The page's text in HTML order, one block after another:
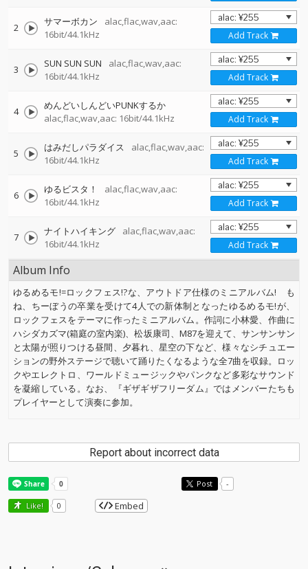
2 サマーボカン
alac,flac,wav,aac:
16bit/44.1kHz
Add Track
3 SUN SUN SUN
alac,flac,wav,aac:
16bit/44.1kHz
Add Track
4
めんどいしんどいPUNKするか
alac,flac,wav,aac: 16bit/44.1kHz
Add Track
5 はみだしパラダイス
alac,flac,wav,aac:
16bit/44.1kHz
Add Track
6 ゆるビスタ！
alac,flac,wav,aac:
16bit/44.1kHz
Add Track
7 ナイトハイキング
alac,flac,wav,aac:
16bit/44.1kHz
Add Track
Album Info
ゆるめるモ!=ロックフェス!?な、アウトドア仕様のミニアルバム! も
ね、ちーぼうの卒業を受けて4人での新体制となったゆるめるモ!が、
ロックフェスをテーマに作ったミニアルバム。作詞に小林愛、作曲に
ハシダカズマ(箱庭の室内楽)、松坂康司、M87を迎えて、サンサンサン
と太陽が照りつける昼間、夕暮れ、星空の下など、様々なシチュエー
ションの野外ステージで聴いて踊りたくなるような全7曲を収録。ロッ
クやエレクトロ、ワールドミュージックやパンクなど多彩なサウンド
を凝縮している。なお、『ギザギザフリーダム』ではメンバーたちも
プレイヤーとして演奏に参加。
Report about incorrect data
Post -
Like! 0 Embed